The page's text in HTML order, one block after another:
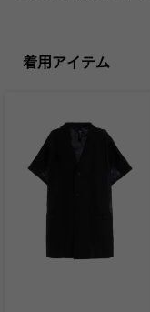
着用アイテム